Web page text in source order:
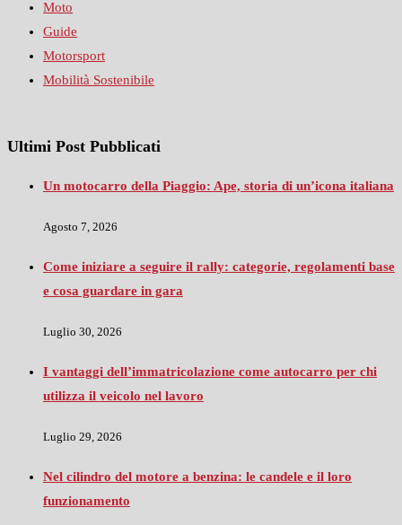
Moto
Guide
Motorsport
Mobilità Sostenibile
Ultimi Post Pubblicati
Un motocarro della Piaggio: Ape, storia di un’icona italiana
Agosto 7, 2026
Come iniziare a seguire il rally: categorie, regolamenti base
e cosa guardare in gara
Luglio 30, 2026
I vantaggi dell’immatricolazione come autocarro per chi
utilizza il veicolo nel lavoro
Luglio 29, 2026
Nel cilindro del motore a benzina: le candele e il loro
funzionamento